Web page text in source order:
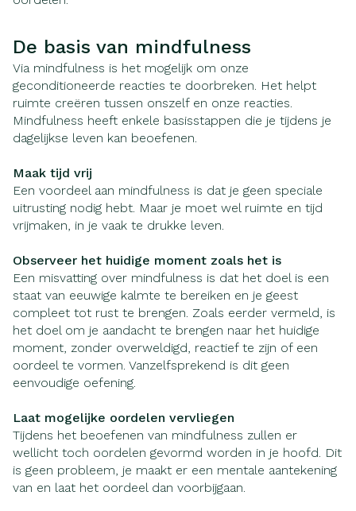
De basis van mindfulness
Via mindfulness is het mogelijk om onze
geconditioneerde reacties te doorbreken. Het helpt
ruimte creëren tussen onszelf en onze reacties.
Mindfulness heeft enkele basisstappen die je tijdens je
dagelijkse leven kan beoefenen.
Maak tijd vrij
Een voordeel aan mindfulness is dat je geen speciale
uitrusting nodig hebt. Maar je moet wel ruimte en tijd
vrijmaken, in je vaak te drukke leven.
Observeer het huidige moment zoals het is
Een misvatting over mindfulness is dat het doel is een
staat van eeuwige kalmte te bereiken en je geest
compleet tot rust te brengen. Zoals eerder vermeld, is
het doel om je aandacht te brengen naar het huidige
moment, zonder overweldigd, reactief te zijn of een
oordeel te vormen. Vanzelfsprekend is dit geen
eenvoudige oefening.
Laat mogelijke oordelen vervliegen
Tijdens het beoefenen van mindfulness zullen er
wellicht toch oordelen gevormd worden in je hoofd. Dit
is geen probleem, je maakt er een mentale aantekening
van en laat het oordeel dan voorbijgaan.